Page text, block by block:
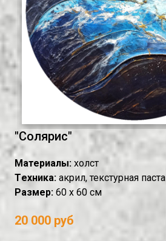
"Солярис"
Материалы: холст
Tехника: акрил, текстурная паста
Размер: 60 х 60 см
20 000 руб